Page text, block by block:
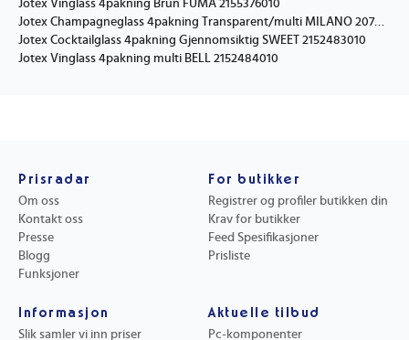
Jotex Vinglass 4pakning Brun FUMA 2155376010
Jotex Champagneglass 4pakning Transparent/multi MILANO 2074000010
Jotex Cocktailglass 4pakning Gjennomsiktig SWEET 2152483010
Jotex Vinglass 4pakning multi BELL 2152484010
Prisradar
Om oss
Kontakt oss
Presse
Blogg
Funksjoner
For butikker
Registrer og profiler butikken din
Krav for butikker
Feed Spesifikasjoner
Prisliste
Informasjon
Slik samler vi inn priser
Aktuelle tilbud
Pc-komponenter